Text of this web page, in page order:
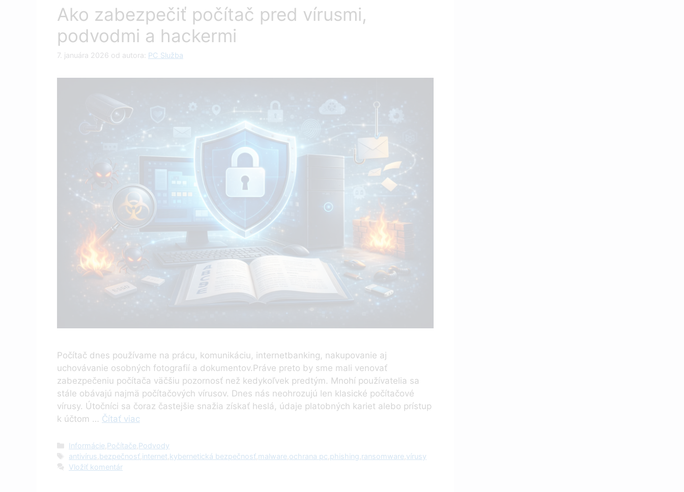
Ako zabezpečiť počítač pred vírusmi,
podvodmi a hackermi
7. januára 2026 od autora: PC Služba
Počítač dnes používame na prácu, komunikáciu, internetbanking, nakupovanie aj
uchovávanie osobných fotografií a dokumentov.Práve preto by sme mali venovať
zabezpečeniu počítača väčšiu pozornosť než kedykoľvek predtým. Mnohí používatelia sa
stále obávajú najmä počítačových vírusov. Dnes nás neohrozujú len klasické počítačové
vírusy. Útočníci sa čoraz častejšie snažia získať heslá, údaje platobných kariet alebo prístup
k účtom … Čítať viac
Kategórie
Informácie Počítače Podvody
Značky
antivírus bezpečnosť internet kybernetická bezpečnosť malware ochrana pc phishing ransomware vírusy
Vložiť komentár